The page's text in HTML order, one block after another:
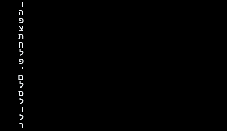
ו
ה
פ
צ
ת
ח
ל
פ
י
ם
ל
ס
ל
ו
ל
ר